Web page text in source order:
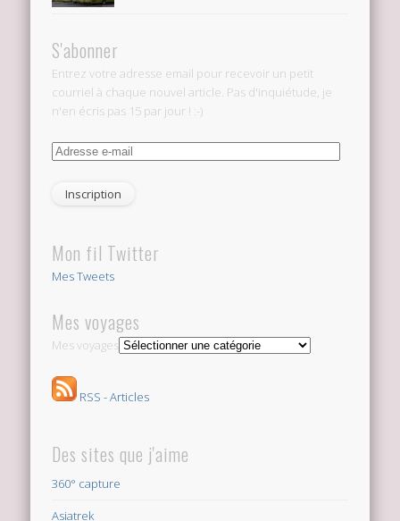
S'abonner
Entrez votre adresse email pour recevoir un petit
courriel à chaque nouvel article. Pas d'inquiétude, je
n'en écris pas 15 par jour ! :-)
Adresse
mail
Mon fil Twitter
Mes Tweets
Mes voyages
Mes voyages
RSS - Articles
Des sites que j'aime
360° capture
Asiatrek